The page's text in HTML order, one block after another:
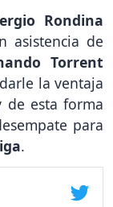
Rondina
asistencia de
Torrent
la ventaja
de esta forma
para
.